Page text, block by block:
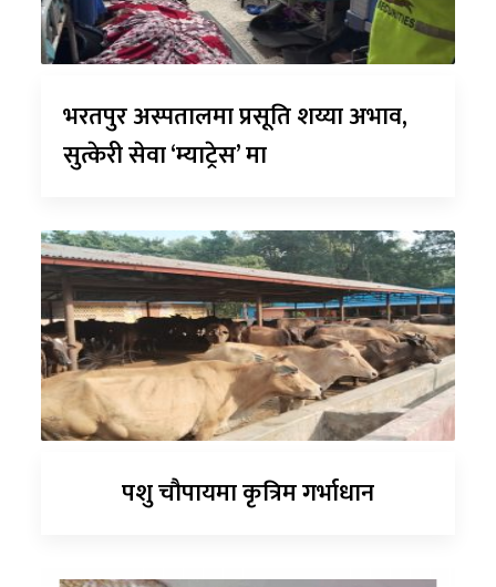
भरतपुर अस्पतालमा प्रसूति शय्या अभाव,
सुत्केरी सेवा ‘म्याट्रेस’ मा
पशु चौपायमा कृत्रिम गर्भाधान